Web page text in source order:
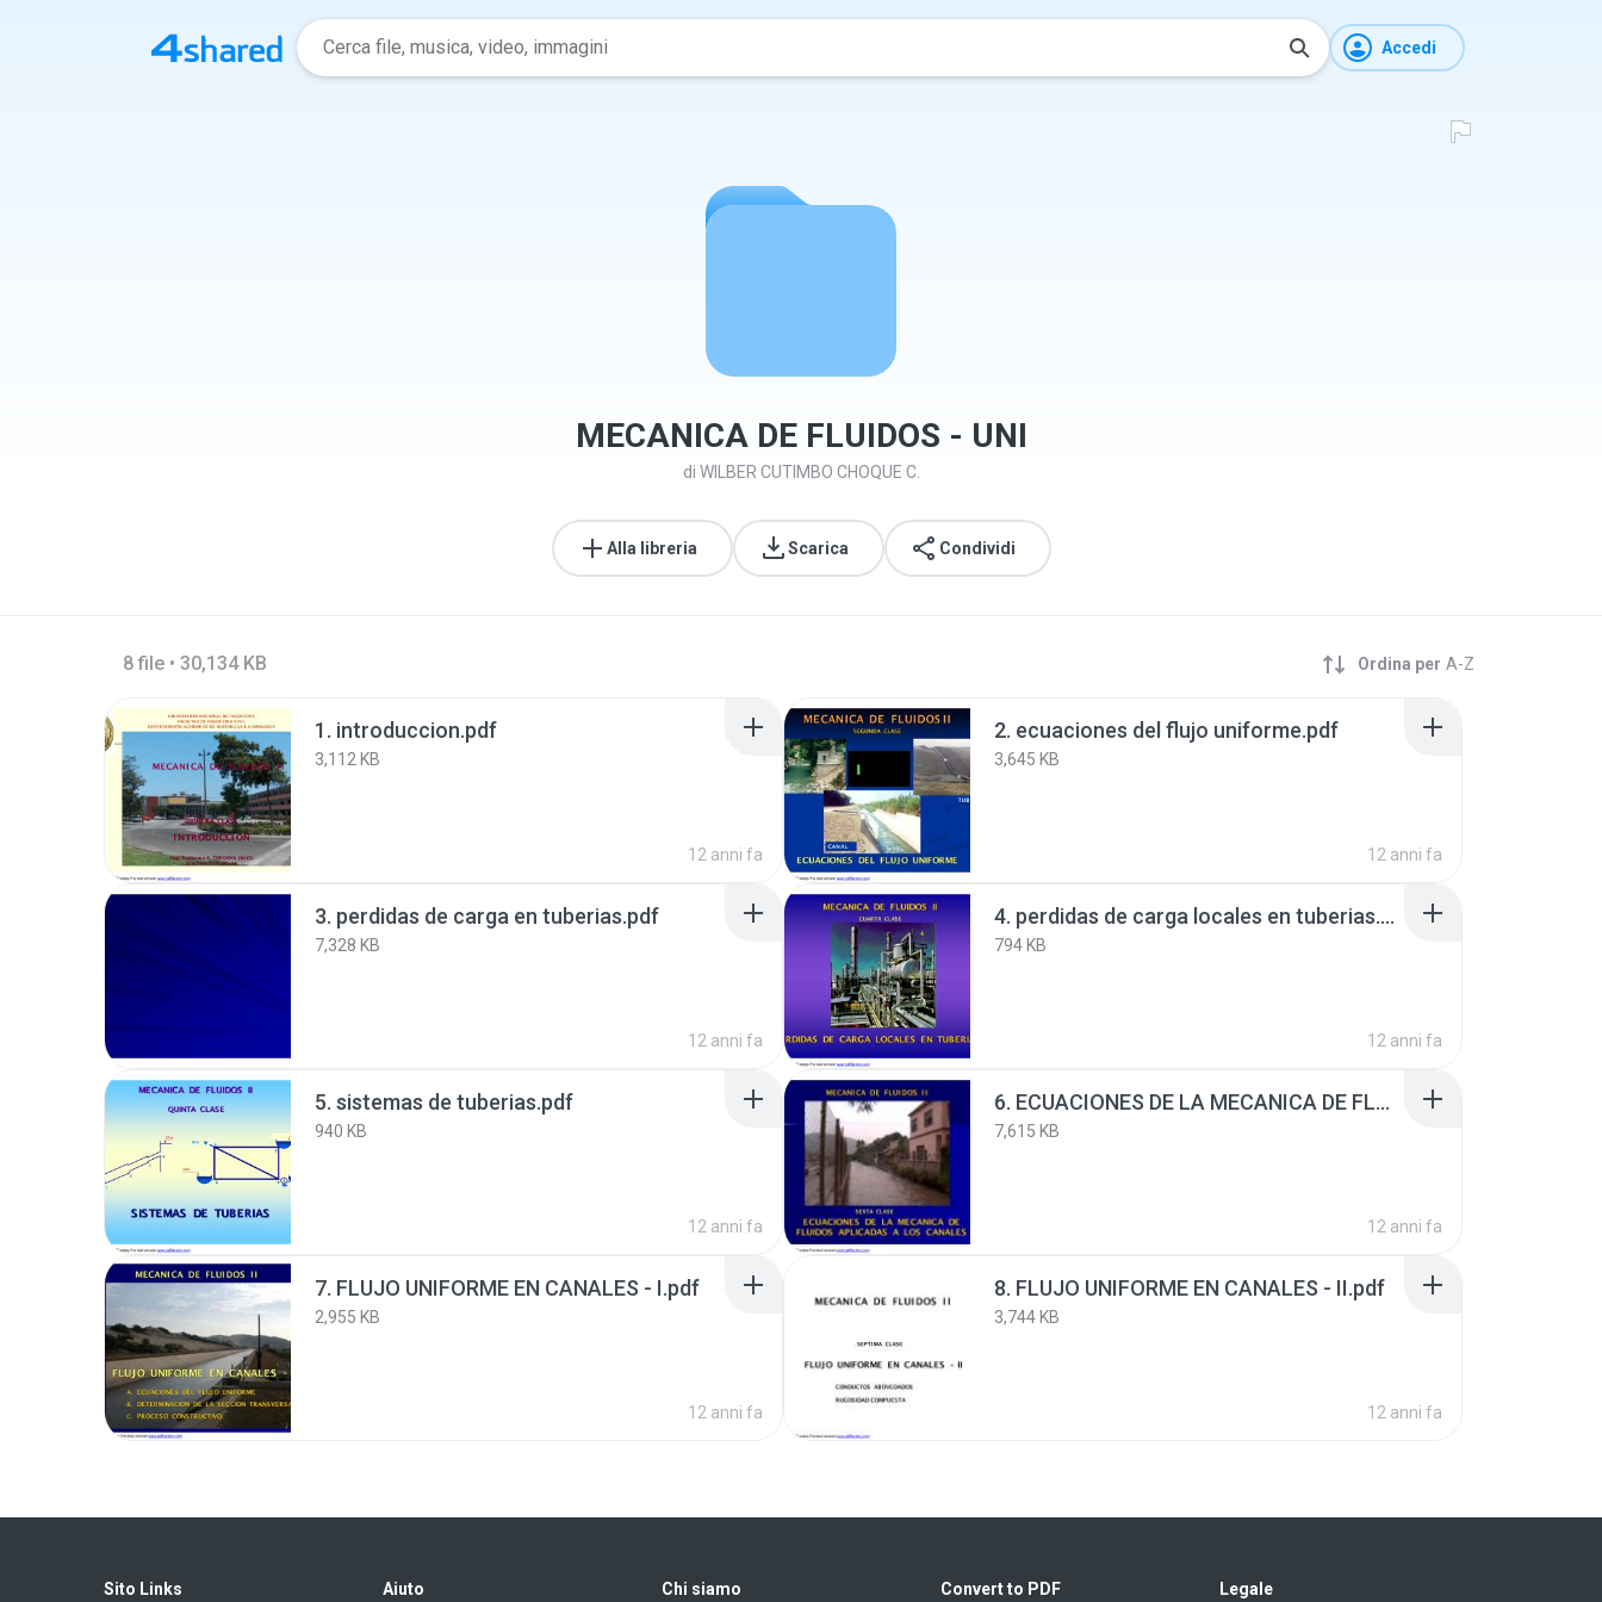
Accedi
MECANICA DE FLUIDOS - UNI
di WILBER CUTIMBO CHOQUE C.
Alla libreria Scarica Condividi
8 file • 30,134 KB Ordina per A-Z
1. introduccion.pdf
3,112 KB
12 anni fa
2. ecuaciones del flujo uniforme.pdf
3,645 KB
12 anni fa
3. perdidas de carga en tuberias.pdf
7,328 KB
12 anni fa
4. perdidas de carga locales en tuberias.pdf
794 KB
12 anni fa
5. sistemas de tuberias.pdf
940 KB
12 anni fa
6. ECUACIONES DE LA MECANICA DE FLUIDOS APLICADAS A LOS CANALES.pdf
7,615 KB
12 anni fa
7. FLUJO UNIFORME EN CANALES - I.pdf
2,955 KB
12 anni fa
8. FLUJO UNIFORME EN CANALES - II.pdf
3,744 KB
12 anni fa
Sito Links Aiuto Chi siamo Convert to PDF Legale